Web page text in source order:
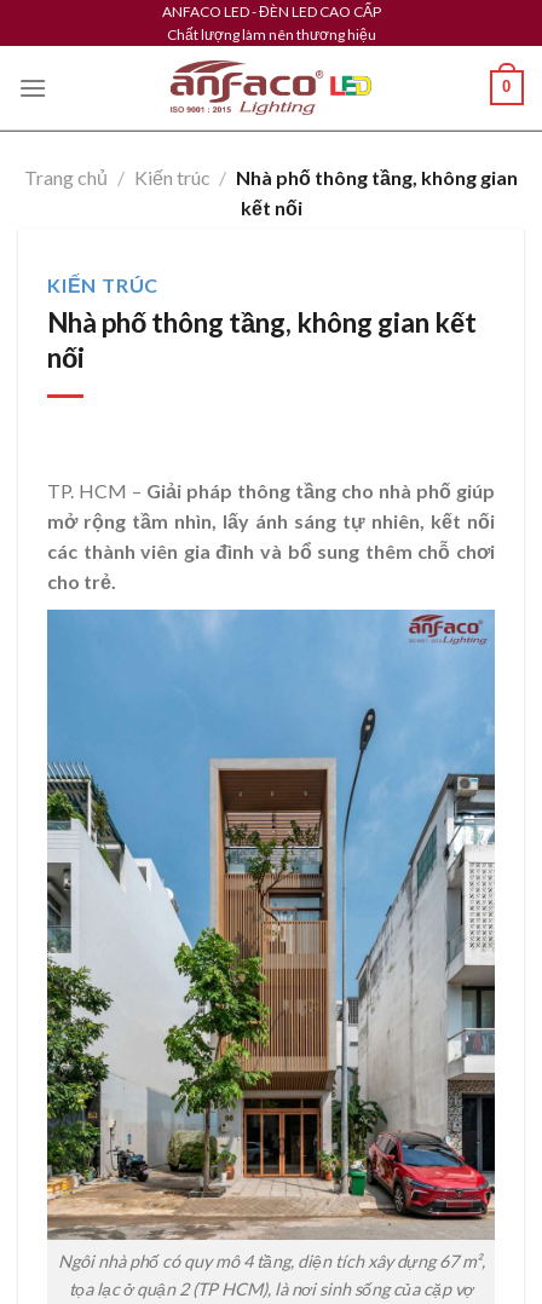
to
content
ANFACO LED - ĐÈN LED CAO CẤP
Chất lượng làm nên thương hiệu
0
Trang chủ / Kiến trúc / Nhà phố thông tầng, không gian
kết nối
KIẾN TRÚC
Nhà phố thông tầng, không gian kết
nối
TP. HCM – Giải pháp thông tầng cho nhà phố giúp
mở rộng tầm nhìn, lấy ánh sáng tự nhiên, kết nối
các thành viên gia đình và bổ sung thêm chỗ chơi
cho trẻ.
Ngôi nhà phố có quy mô 4 tầng, diện tích xây dựng 67 m²,
tọa lạc ở quận 2 (TP HCM), là nơi sinh sống của cặp vợ